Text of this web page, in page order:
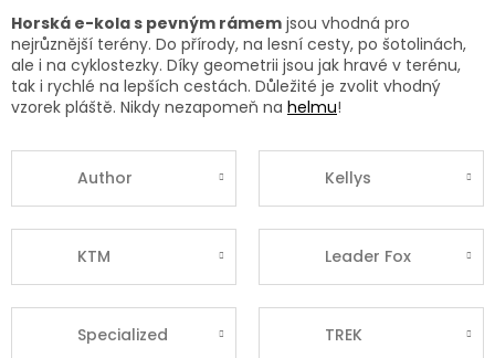
Horská e-kola s pevným rámem jsou vhodná pro
nejrůznější terény. Do přírody, na lesní cesty, po šotolinách,
ale i na cyklostezky. Díky geometrii jsou jak hravé v terénu,
tak i rychlé na lepších cestách. Důležité je zvolit vhodný
vzorek pláště. Nikdy nezapomeň na helmu!
Author Kellys
KTM Leader Fox
Specialized TREK